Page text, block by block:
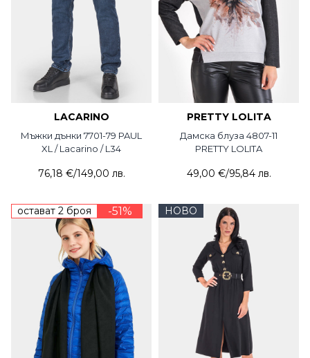
LACARINO
Мъжки дънки 7701-79 PAUL
XL / Lacarino / L34
76,18 €/149,00 лв.
PRETTY LOLITA
Дамска блуза 4807-11
PRETTY LOLITA
49,00 €/95,84 лв.
остават 2 броя -51% НОВО